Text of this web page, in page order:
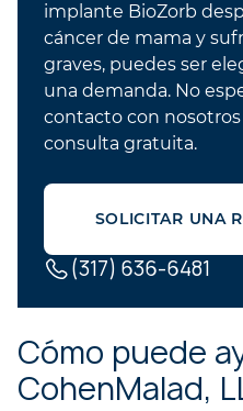
implante BioZorb
cáncer de mama y
graves, puedes ser
una demanda. No
contacto con
consulta gratuita.
SOLICITAR UNA
(317) 636-6481
Cómo puede
CohenMalad,